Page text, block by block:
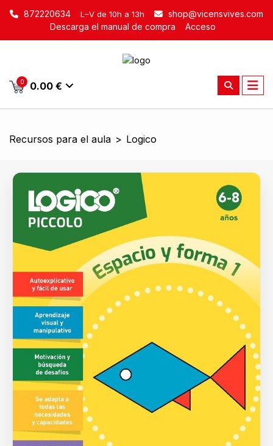
872220634 L–V de 10h a 13h
shop@vicensvives.com
Descarga el manual de compra
Acceso
0 0.00 €
Recursos para el aula > Logico